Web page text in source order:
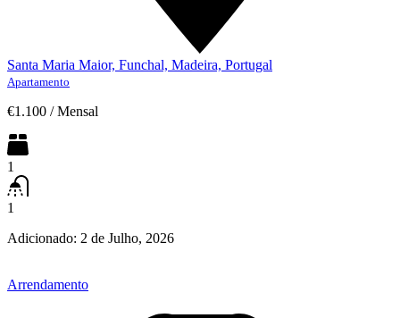
Santa Maria Maior, Funchal, Madeira, Portugal
Apartamento
€1.100 / Mensal
1
1
Adicionado: 2 de Julho, 2026
Arrendamento